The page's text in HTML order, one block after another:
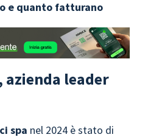
e quanto fatturano
azienda leader
spa nel 2024 è stato di